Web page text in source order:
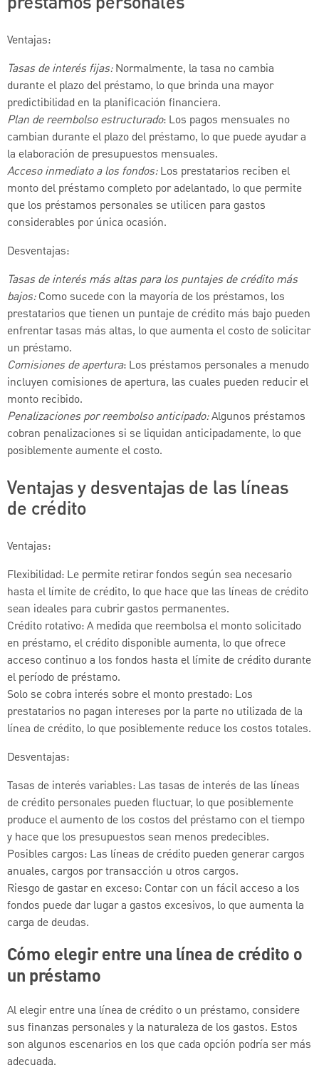
Ventajas:
Tasas de interés fijas:Normalmente, la tasa no cambia
durante el plazo del préstamo, lo que brinda una mayor
predictibilidad en la planificación financiera.
Plan de reembolso estructurado: Los pagos mensuales no
cambian durante el plazo del préstamo, lo que puede ayudar a
la elaboración de presupuestos mensuales.
Acceso inmediato a los fondos:Los prestatarios reciben el
monto del préstamo completo por adelantado, lo que permite
que los préstamos personales se utilicen para gastos
considerables por única ocasión.
Desventajas:
Tasas de interés más altas para los puntajes de crédito más
bajos:Como sucede con la mayoría de los préstamos, los
prestatarios que tienen un puntaje de crédito más bajo pueden
enfrentar tasas más altas, lo que aumenta el costo de solicitar
un préstamo.
Comisiones de apertura: Los préstamos personales a menudo
incluyen comisiones de apertura, las cuales pueden reducir el
monto recibido.
Penalizaciones por reembolso anticipado:Algunos préstamos
cobran penalizaciones si se liquidan anticipadamente, lo que
posiblemente aumente el costo.
Ventajas y desventajas de las líneas
de crédito
Ventajas:
Flexibilidad: Le permite retirar fondos según sea necesario
hasta el límite de crédito, lo que hace que las líneas de crédito
sean ideales para cubrir gastos permanentes.
Crédito rotativo: A medida que reembolsa el monto solicitado
en préstamo, el crédito disponible aumenta, lo que ofrece
acceso continuo a los fondos hasta el límite de crédito durante
el período de préstamo.
Solo se cobra interés sobre el monto prestado: Los
prestatarios no pagan intereses por la parte no utilizada de la
línea de crédito, lo que posiblemente reduce los costos totales.
Desventajas:
Tasas de interés variables: Las tasas de interés de las líneas
de crédito personales pueden fluctuar, lo que posiblemente
produce el aumento de los costos del préstamo con el tiempo
y hace que los presupuestos sean menos predecibles.
Posibles cargos: Las líneas de crédito pueden generar cargos
anuales, cargos por transacción u otros cargos.
Riesgo de gastar en exceso: Contar con un fácil acceso a los
fondos puede dar lugar a gastos excesivos, lo que aumenta la
carga de deudas.
Cómo elegir entre una línea de crédito o
un préstamo
Al elegir entre una línea de crédito o un préstamo, considere
sus finanzas personales y la naturaleza de los gastos. Estos
son algunos escenarios en los que cada opción podría ser más
adecuada.